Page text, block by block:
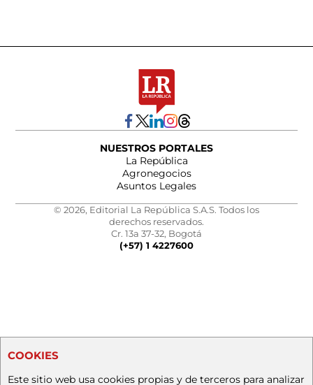
NUESTROS PORTALES
La República
Agronegocios
Asuntos Legales
© 2026, Editorial La República S.A.S. Todos los
derechos reservados.
Cr. 13a 37-32, Bogotá
(+57) 1 4227600
COOKIES
Este sitio web usa cookies propias y de terceros para analizar